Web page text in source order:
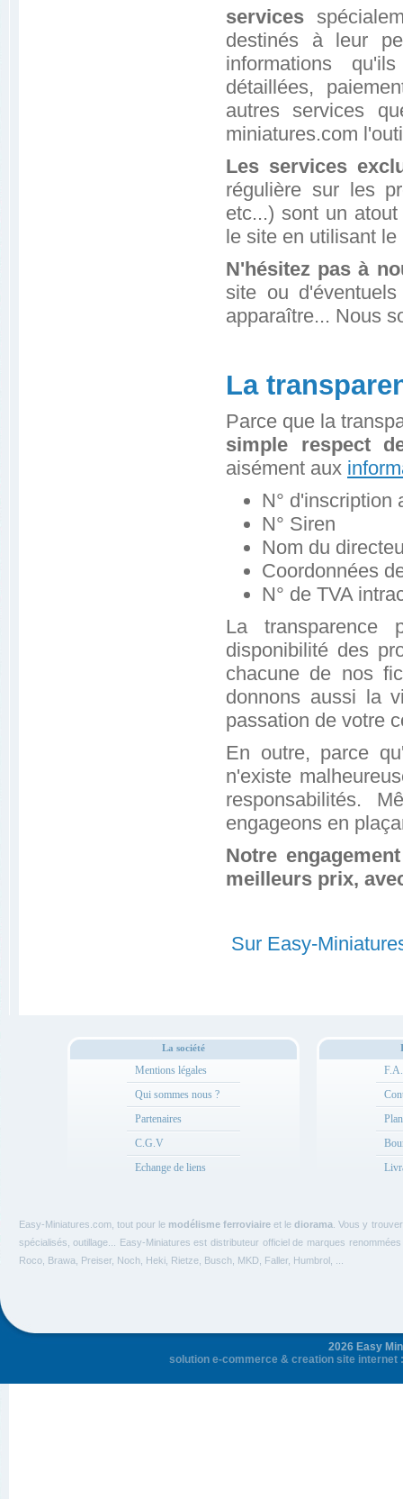
services
destinés à leur
informations
détaillées,
autres services
miniatures.com
Les services
régulière sur les
etc...) sont un
le site en utilisant
N'hésitez pas à
site ou
apparaître... Nous
La
Parce que la
simple respect
aisément aux
N° d'inscription
N° Siren
Nom du
Coordonnées
N° de TVA
La
disponibilité des
chacune de nos
donnons aussi la
passation de votre
En outre, parce
n'existe
responsabilités.
engageons en
Notre
meilleurs prix,
Sur Easy-
La société
Mentions légales
Qui sommes nous ?
Partenaires
C.G.V
Echange de liens
Easy-Miniatures.com, tout pour le modélisme ferroviaireet lediorama . Vous y
spécialisés, outillage... Easy-Miniatures est distributeur officiel de marques
Roco, Brawa, Preiser, Noch, Heki, Rietze, Busch, MKD, Faller, Humbrol, ...
2026 Easy
solution e-commerce & creation site internet